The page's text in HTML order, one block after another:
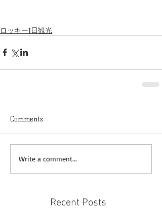
ロッキー1日観光
Comments
Write a comment...
Recent Posts